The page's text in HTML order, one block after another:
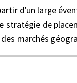
d'un large
stratégie de
marchés